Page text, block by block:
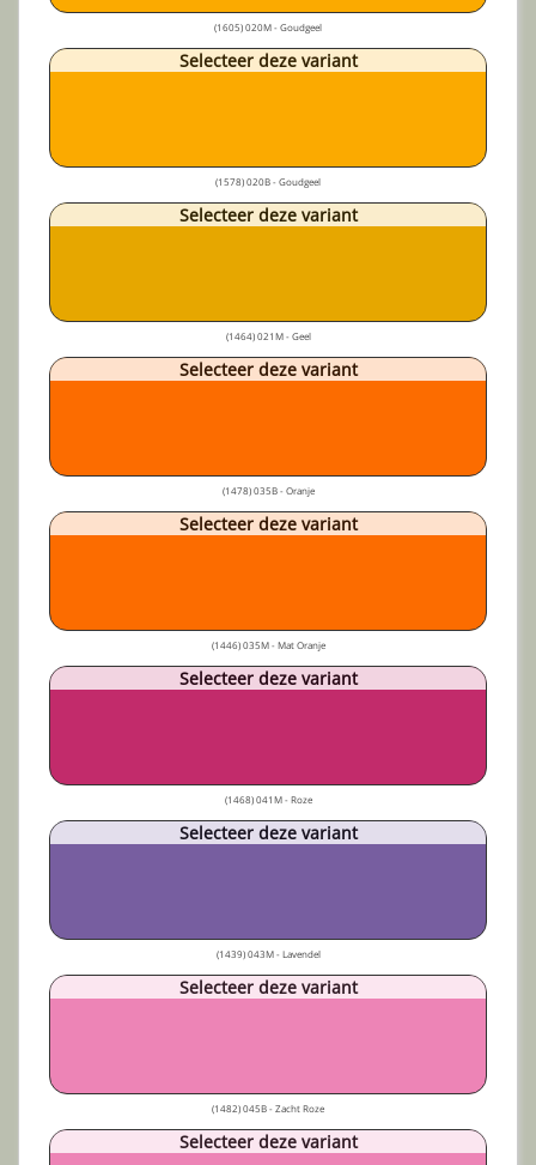
(1605) 020M - Goudgeel
Selecteer deze variant
(1578) 020B - Goudgeel
Selecteer deze variant
(1464) 021M - Geel
Selecteer deze variant
(1478) 035B - Oranje
Selecteer deze variant
(1446) 035M - Mat Oranje
Selecteer deze variant
(1468) 041M - Roze
Selecteer deze variant
(1439) 043M - Lavendel
Selecteer deze variant
(1482) 045B - Zacht Roze
Selecteer deze variant